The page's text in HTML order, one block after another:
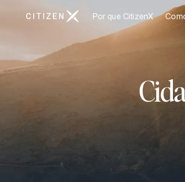
Ir para a página inicial da CitizenX
Por que CitizenX